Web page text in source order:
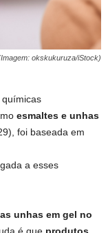
okskukuruza/iStock)
químicas
esmaltes e unhas
foi baseada em
a esses
unhas em gel no